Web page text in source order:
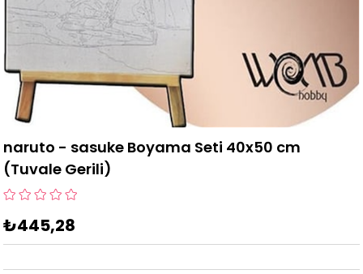
naruto - sasuke Boyama Seti 40x50 cm
(Tuvale Gerili)
₺445,28